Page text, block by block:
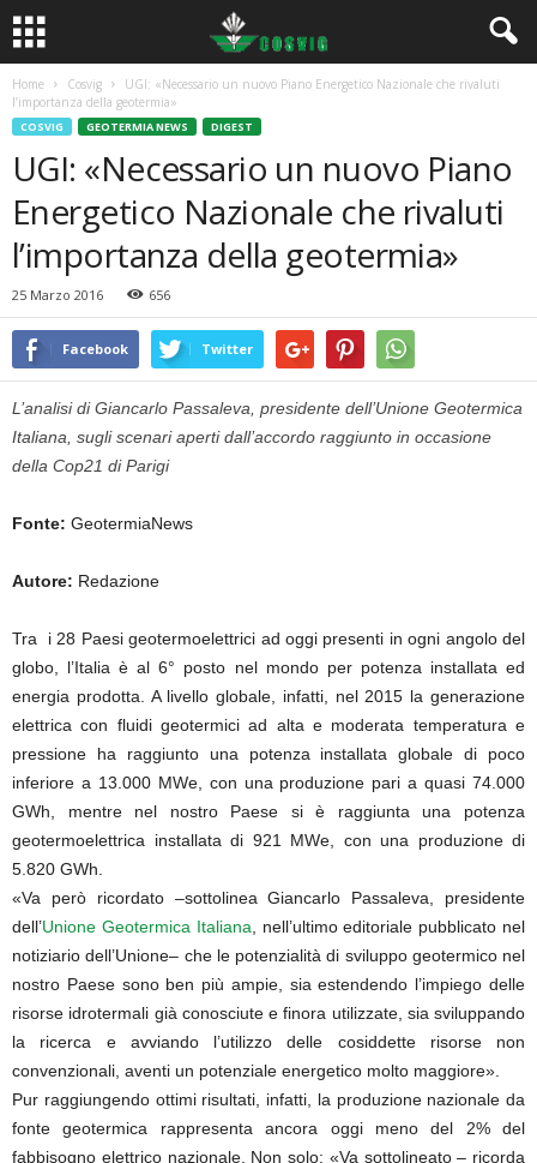
Home Cosvig
UGI: «Necessario un nuovo Piano Energetico Nazionale che rivaluti
l’importanza della geotermia»
COSVIG GEOTERMIA NEWS DIGEST
UGI: «Necessario un nuovo Piano
Energetico Nazionale che rivaluti
l’importanza della geotermia»
25 Marzo 2016 656
Facebook Twitter
L’analisi di Giancarlo Passaleva, presidente dell’Unione Geotermica
Italiana, sugli scenari aperti dall’accordo raggiunto in occasione
della Cop21 di Parigi
Fonte: GeotermiaNews
Autore: Redazione
Tra i 28 Paesi geotermoelettrici ad oggi presenti in ogni angolo del
globo, l’Italia è al 6° posto nel mondo per potenza installata ed
energia prodotta. A livello globale, infatti, nel 2015 la generazione
elettrica con fluidi geotermici ad alta e moderata temperatura e
pressione ha raggiunto una potenza installata globale di poco
inferiore a 13.000 MWe, con una produzione pari a quasi 74.000
GWh, mentre nel nostro Paese si è raggiunta una potenza
geotermoelettrica installata di 921 MWe, con una produzione di
5.820 GWh.
«Va però ricordato –sottolinea Giancarlo Passaleva, presidente
dell’Unione Geotermica Italiana , nell’ultimo editoriale pubblicato nel
notiziario dell’Unione– che le potenzialità di sviluppo geotermico nel
nostro Paese sono ben più ampie, sia estendendo l’impiego delle
risorse idrotermali già conosciute e finora utilizzate, sia sviluppando
la ricerca e avviando l’utilizzo delle cosiddette risorse non
convenzionali, aventi un potenziale energetico molto maggiore».
Pur raggiungendo ottimi risultati, infatti, la produzione nazionale da
fonte geotermica rappresenta ancora oggi meno del 2% del
fabbisogno elettrico nazionale. Non solo: «Va sottolineato – ricorda